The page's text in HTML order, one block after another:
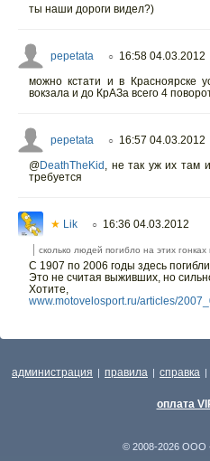
ты наши дороги видел?)
pepetata ○ 16:58 04.03.2012
можно кстати и в Красноярске
вокзала и до КрАЗа всего 4
pepetata ○ 16:57 04.03.2012
@DeathTheKid , не так уж их там
требуется
★ Lik ○ 16:36 04.03.2012
сколько людей погибло на этих гонках
С 1907 по 2006 годы здесь
Это не считая выживших, но
Хотите,
www.motovelosport.ru/articles/
администрация | правила | справка |
оплата
© 2008-2026 ООО